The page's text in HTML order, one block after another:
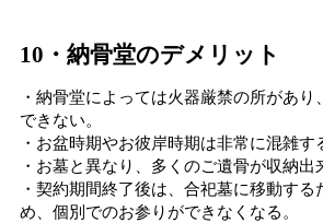
10・納骨堂のデメリット
・納骨堂によっては火器厳禁の所があ
できない。
・お盆時期やお彼岸時期は非常に混雑す
・お墓と異なり、多くのご遺骨が収納出
・契約期間終了後は、合祀墓に移動す
め、個別でのお参りができなくなる。